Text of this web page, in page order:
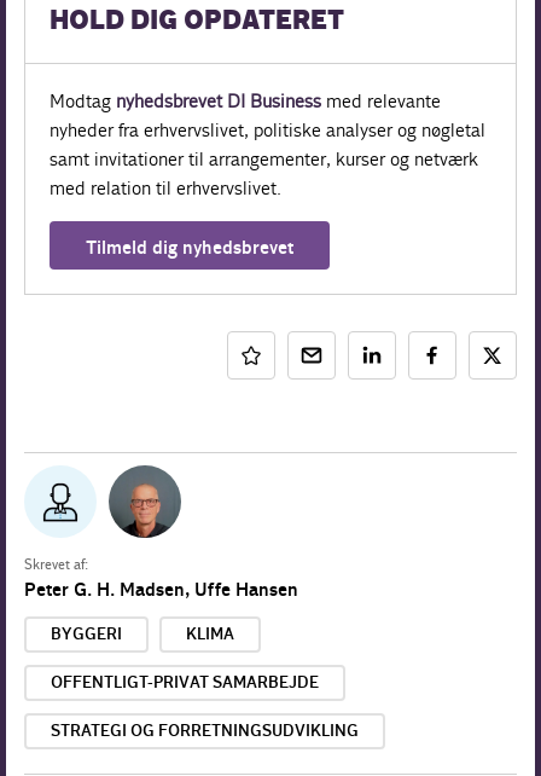
HOLD DIG OPDATERET
Modtag nyhedsbrevet DI Business med relevante
nyheder fra erhvervslivet, politiske analyser og nøgletal
samt invitationer til arrangementer, kurser og netværk
med relation til erhvervslivet.
Tilmeld dig nyhedsbrevet
Skrevet af:
Peter G. H. Madsen, Uffe Hansen
BYGGERI KLIMA
OFFENTLIGT-PRIVAT SAMARBEJDE
STRATEGI OG FORRETNINGSUDVIKLING